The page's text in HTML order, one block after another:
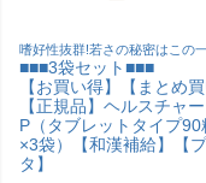
嗜好性抜群!若さの秘密はこの
■■■3袋セット■■■
【お買い得】【まとめ買
【正規品】ヘルスチャ
P（タブレットタイプ
×3袋）【和漢補給】【
タ】